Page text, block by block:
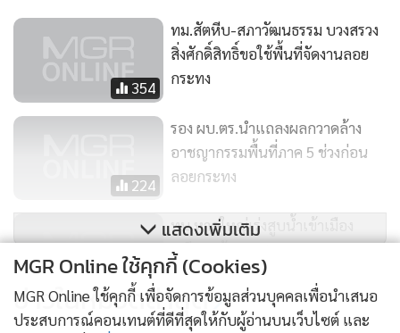
354
ทม.สัตหีบ-สภาวัฒนธรรม บวงสรวง
สิ่งศักดิ์สิทธิ์ขอใช้พื้นที่จัดงานลอย
กระทง
224
รอง ผบ.ตร.นำแถลงผลกวาดล้าง
อาชญากรรมพื้นที่ภาค 5 ช่วงก่อน
ลอยกระทง
224
ทน.หาดใหญ่เร่งสูบน้ำเข้าเมือง
เตรียมพร้อมเทศกาลลอยกระทง
จนท.คุมเข้มเต็มกำลัง
แสดงเพิ่มเติม
ข่าวในหมวดล่าสุด
MGR Online ใช้คุกกี้ (Cookies)
MGR Online ใช้คุกกี้ เพื่อจัดการข้อมูลส่วนบุคคลเพื่อนำเสนอ
ประสบการณ์คอนเทนต์ที่ดีที่สุดให้กับผู้อ่านบนเว็บไซต์ และ